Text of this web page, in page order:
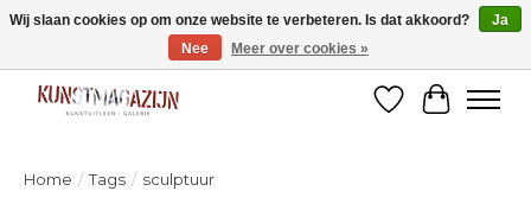
Welkom bij de designshop van Kunstmagazijn Nijmegen!
Verlanglijst
Home / Tags / sculptuur
Wij slaan cookies op om onze website te verbeteren. Is dat akkoord?
Ja
Nee
Meer over cookies »